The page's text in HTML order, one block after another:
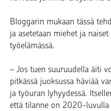
Bloggarin mukaan tässä
ja asetetaan miehet ja
työelämässä.
– Jos tuen suuruudella äiti
pitkässä juoksussa häviää
ja työuran lyhyydessä.
että tilanne on 2020-luvulla